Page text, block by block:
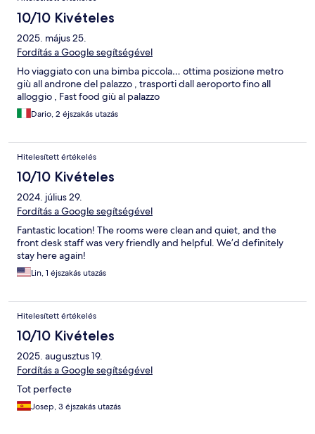
10/10 Kivételes
2025. május 25.
Fordítás a Google segítségével
Ho viaggiato con una bimba piccola… ottima posizione metro
giù all androne del palazzo , trasporti dall aeroporto fino all
alloggio , Fast food giù al palazzo
Dario, 2 éjszakás utazás
Hitelesített értékelés
10/10 Kivételes
2024. július 29.
Fordítás a Google segítségével
Fantastic location! The rooms were clean and quiet, and the
front desk staff was very friendly and helpful. We’d definitely
stay here again!
Lin, 1 éjszakás utazás
Hitelesített értékelés
10/10 Kivételes
2025. augusztus 19.
Fordítás a Google segítségével
Tot perfecte
Josep, 3 éjszakás utazás